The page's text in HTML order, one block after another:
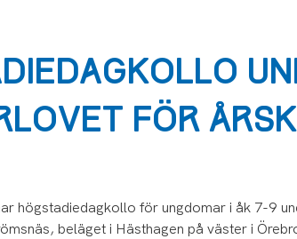
FÖR
högstadiedagkollo för ungdomar i åk 7-9
beläget i Hästhagen på väster i